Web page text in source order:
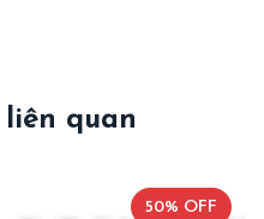
quan
50% OFF